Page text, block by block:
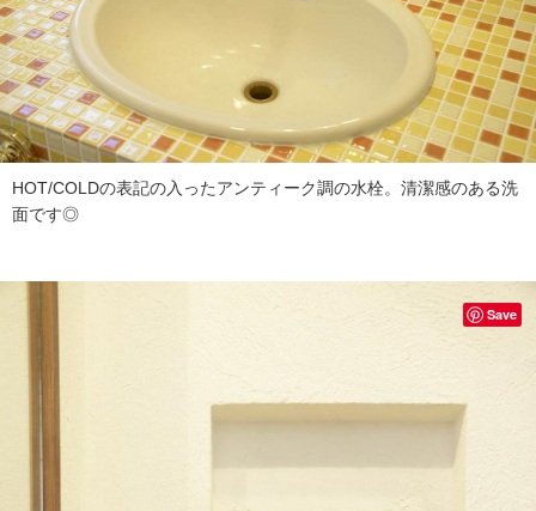
HOT/COLDの表記の入ったアンティーク調の水栓。清潔感のある洗
面です◎
Save